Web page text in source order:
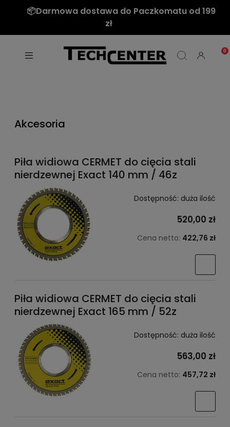
📦Darmowa dostawa do Paczkomatu od 199
zł
Akcesoria
Piła widiowa CERMET do cięcia stali
nierdzewnej Exact 140 mm / 46z
Dostępność: duża ilość
520,00 zł
Cena netto: 422,76 zł
Piła widiowa CERMET do cięcia stali
nierdzewnej Exact 165 mm / 52z
Dostępność: duża ilość
563,00 zł
Cena netto: 457,72 zł